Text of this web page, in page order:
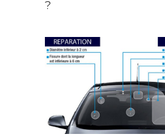
should
left
blank
?